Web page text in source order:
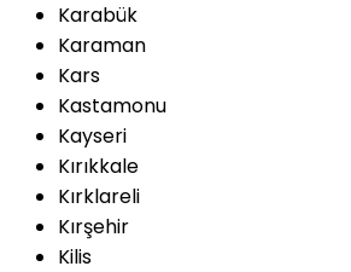
Karabük
Karaman
Kars
Kastamonu
Kayseri
Kırıkkale
Kırklareli
Kırşehir
Kilis